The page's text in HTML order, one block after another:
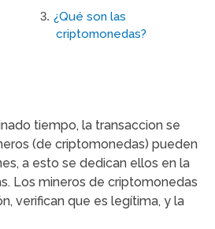
¿Qué son las
criptomonedas?
tiempo, la transaccion se
(de criptomonedas) pueden
a esto se dedican ellos en la
Los mineros de criptomonedas
verifican que es legítima, y la